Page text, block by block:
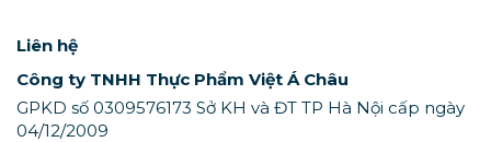
Liên hệ
Công ty TNHH Thực Phẩm Việt Á Châu
GPKD số 0309576173 Sở KH và ĐT TP Hà Nội cấp ngày
04/12/2009